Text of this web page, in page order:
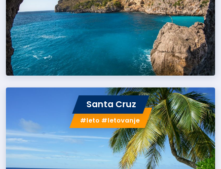
Santa Cruz
#leto #letovanje